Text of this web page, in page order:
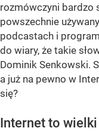
rozmówczyni bardzo
powszechnie
podcastach i
do wiary, że takie
Dominik Senkowski.
a już na pewno w
się?
Internet to